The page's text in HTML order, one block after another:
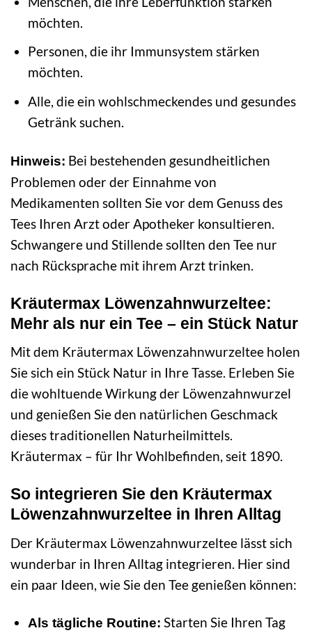
möchten.
Personen, die ihr Immunsystem stärken
möchten.
Alle, die ein wohlschmeckendes und gesundes
Getränk suchen.
Hinweis: Bei bestehenden gesundheitlichen
Problemen oder der Einnahme von
Medikamenten sollten Sie vor dem Genuss des
Tees Ihren Arzt oder Apotheker konsultieren.
Schwangere und Stillende sollten den Tee nur
nach Rücksprache mit ihrem Arzt trinken.
Kräutermax Löwenzahnwurzeltee:
Mehr als nur ein Tee – ein Stück Natur
Mit dem Kräutermax Löwenzahnwurzeltee holen
Sie sich ein Stück Natur in Ihre Tasse. Erleben Sie
die wohltuende Wirkung der Löwenzahnwurzel
und genießen Sie den natürlichen Geschmack
dieses traditionellen Naturheilmittels.
Kräutermax – für Ihr Wohlbefinden, seit 1890.
So integrieren Sie den Kräutermax
Löwenzahnwurzeltee in Ihren Alltag
Der Kräutermax Löwenzahnwurzeltee lässt sich
wunderbar in Ihren Alltag integrieren. Hier sind
ein paar Ideen, wie Sie den Tee genießen können:
Als tägliche Routine: Starten Sie Ihren Tag